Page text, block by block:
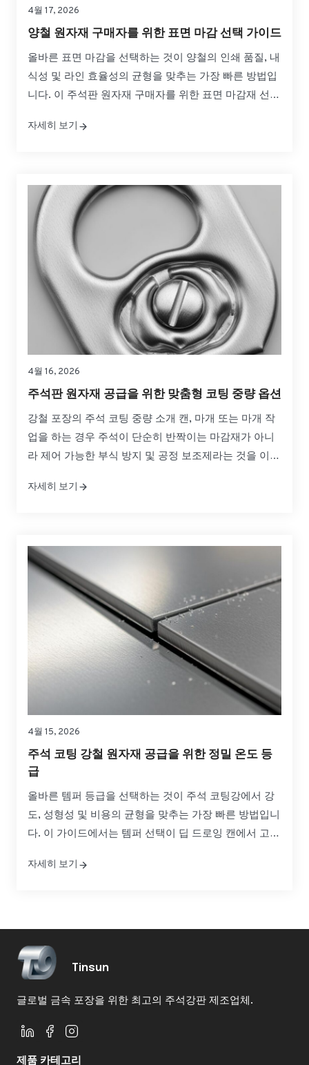
4월 17, 2026
양철 원자재 구매자를 위한 표면 마감 선택 가이드
올바른 표면 마감을 선택하는 것이 양철의 인쇄 품질, 내
식성 및 라인 효율성의 균형을 맞추는 가장 빠른 방법입
니다. 이 주석판 원자재 구매자를 위한 표면 마감재 선택
스 및 성형에서 작동하는 방식, 글로벌 소싱을 위해 자신
자세히 보기
4월 16, 2026
주석판 원자재 공급을 위한 맞춤형 코팅 중량 옵션
강철 포장의 주석 코팅 중량 소개 캔, 마개 또는 마개 작
업을 하는 경우 주석이 단순히 반짝이는 마감재가 아니
라 제어 가능한 부식 방지 및 공정 보조제라는 것을 이미
코팅 중량 옵션을 사용하면 제품 보호, 성형 성능, 균형
자세히 보기
4월 15, 2026
주석 코팅 강철 원자재 공급을 위한 정밀 온도 등
급
올바른 템퍼 등급을 선택하는 것이 주석 코팅강에서 강
도, 성형성 및 비용의 균형을 맞추는 가장 빠른 방법입니
다. 이 가이드에서는 템퍼 선택이 딥 드로잉 캔에서 고압
드 타임을 확보할 수 있도록 성능을 향상시키는 방법을
자세히 보기
Tinsun
글로벌 금속 포장을 위한 최고의 주석강판 제조업체.
제품 카테고리